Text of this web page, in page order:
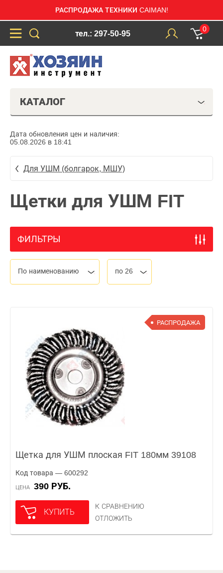
РАСПРОДАЖА ТЕХНИКИ CAIMAN!
тел.: 297-50-95
0
КАТАЛОГ
Дата обновления цен и наличия:
05.08.2026 в 18:41
Для УШМ (болгарок, МШУ)
Щетки для УШМ FIT
ФИЛЬТРЫ
По наименованию по 26
РАСПРОДАЖА
Щетка для УШМ плоская FIT 180мм 39108
Код товара — 600292
ЦЕНА 390 РУБ.
КУПИТЬ
К СРАВНЕНИЮ
ОТЛОЖИТЬ